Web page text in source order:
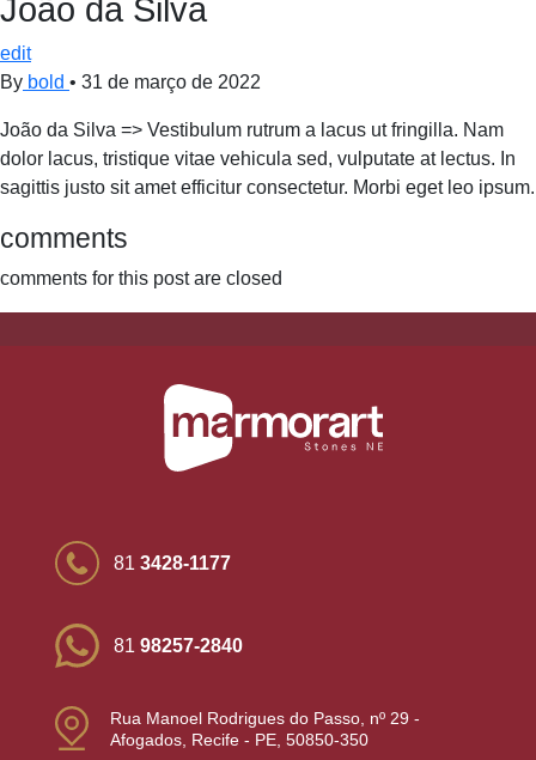
João da Silva
edit
By bold • 31 de março de 2022
João da Silva => Vestibulum rutrum a lacus ut fringilla. Nam
dolor lacus, tristique vitae vehicula sed, vulputate at lectus. In
sagittis justo sit amet efficitur consectetur. Morbi eget leo ipsum.
comments
comments for this post are closed
81 3428-1177
81 98257-2840
Rua Manoel Rodrigues do Passo, nº 29 -
Afogados, Recife - PE, 50850-350